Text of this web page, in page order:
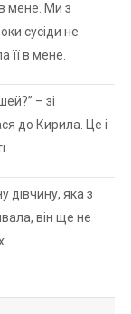
мене. Ми з
сусіди не
її в мене.
– зі
до Кирила. Це і
дівчину, яка з
він ще не